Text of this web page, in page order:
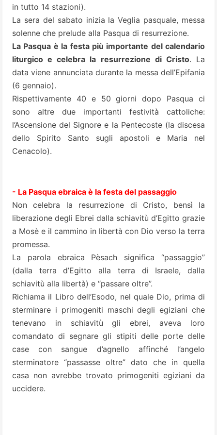
in tutto 14 stazioni).
La sera del sabato inizia la Veglia pasquale, messa
solenne che prelude alla Pasqua di resurrezione.
La Pasqua è la festa più importante del calendario
liturgico e celebra la resurrezione di Cristo. La
data viene annunciata durante la messa dell’Epifania
(6 gennaio).
Rispettivamente 40 e 50 giorni dopo Pasqua ci
sono altre due importanti festività cattoliche:
l’Ascensione del Signore e la Pentecoste (la discesa
dello Spirito Santo sugli apostoli e Maria nel
Cenacolo).
- La Pasqua ebraica è la festa del passaggio
Non celebra la resurrezione di Cristo, bensì la
liberazione degli Ebrei dalla schiavitù d’Egitto grazie
a Mosè e il cammino in libertà con Dio verso la terra
promessa.
La parola ebraica Pèsach significa “passaggio”
(dalla terra d’Egitto alla terra di Israele, dalla
schiavitù alla libertà) e “passare oltre”.
Richiama il Libro dell’Esodo, nel quale Dio, prima di
sterminare i primogeniti maschi degli egiziani che
tenevano in schiavitù gli ebrei, aveva loro
comandato di segnare gli stipiti delle porte delle
case con sangue d’agnello affinché l’angelo
sterminatore “passasse oltre” dato che in quella
casa non avrebbe trovato primogeniti egiziani da
uccidere.